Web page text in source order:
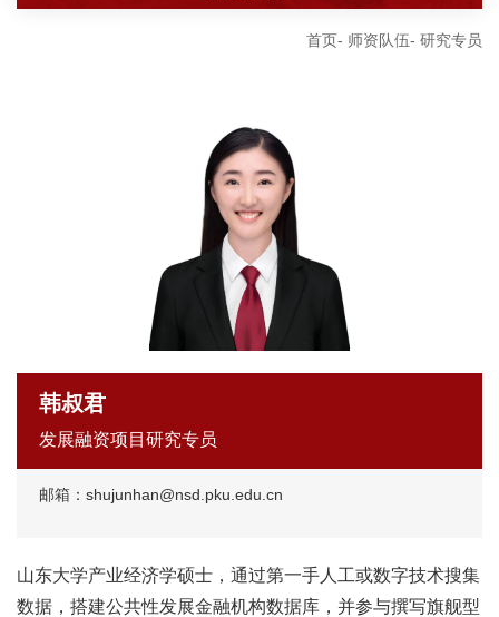
首页- 师资队伍- 研究专员
韩叔君
发展融资项目研究专员
邮箱：shujunhan@nsd.pku.edu.cn
山东大学产业经济学硕士，通过第一手人工或数字技术搜集
数据，搭建公共性发展金融机构数据库，并参与撰写旗舰型